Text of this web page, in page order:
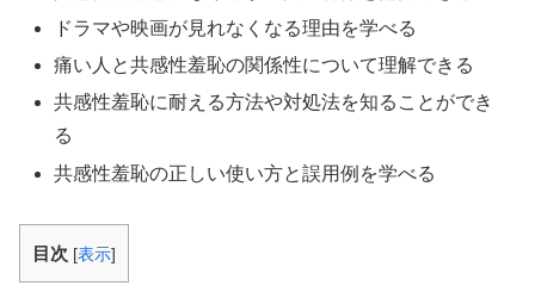
ドラマや映画が見れなくなる理由を学べる
痛い人と共感性羞恥の関係性について理解できる
共感性羞恥に耐える方法や対処法を知ることができ
る
共感性羞恥の正しい使い方と誤用例を学べる
目次 [表示]